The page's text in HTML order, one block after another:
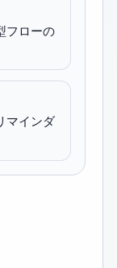
フローの
マインダ